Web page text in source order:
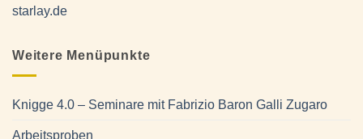
starlay.de
Weitere Menüpunkte
Knigge 4.0 – Seminare mit Fabrizio Baron Galli Zugaro
Arbeitsproben